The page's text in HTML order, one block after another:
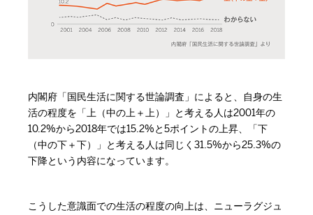
内閣府「国民生活に関する世論調査」によると、自身の生
活の程度を「上（中の上＋上）」と考える人は2001年の
10.2%から2018年では15.2%と5ポイントの上昇、「下
（中の下＋下）」と考える人は同じく31.5%から25.3%の
下降という内容になっています。
こうした意識面での生活の程度の向上は、ニューラグジュ